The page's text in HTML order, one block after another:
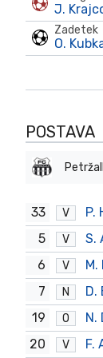
J.
Zadetek
O.
POSTAVA
33 V
P.
5
V
S.
6
V
7
N D.
19 O
N.
20
V
F.